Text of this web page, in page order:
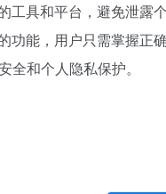
工具和平台，避免泄
功能，用户只需掌握
全和个人隐私保护。